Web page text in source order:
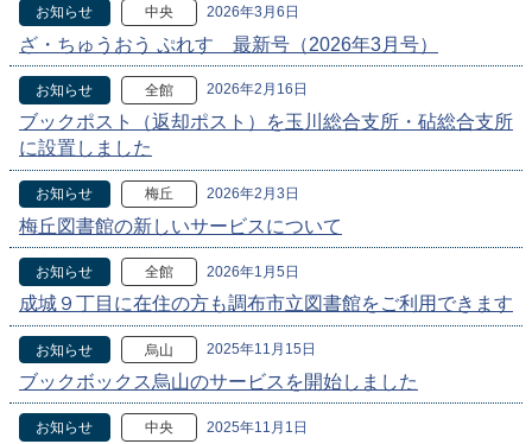
お知らせ 中央 2026年3月6日
ざ・ちゅうおう ぷれす 最新号（2026年3月号）
お知らせ 全館 2026年2月16日
ブックポスト（返却ポスト）を玉川総合支所・砧総合支所
に設置しました
お知らせ 梅丘 2026年2月3日
梅丘図書館の新しいサービスについて
お知らせ 全館 2026年1月5日
成城９丁目に在住の方も調布市立図書館をご利用できます
お知らせ 烏山 2025年11月15日
ブックボックス烏山のサービスを開始しました
お知らせ 中央 2025年11月1日